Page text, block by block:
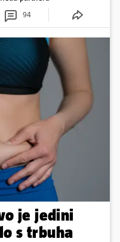
94
je jedini
s trbuha